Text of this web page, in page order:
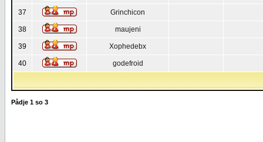
37 Grinchicon
38 maujeni
39 Xophedebx
40 godefroid
Pådje 1 so 3